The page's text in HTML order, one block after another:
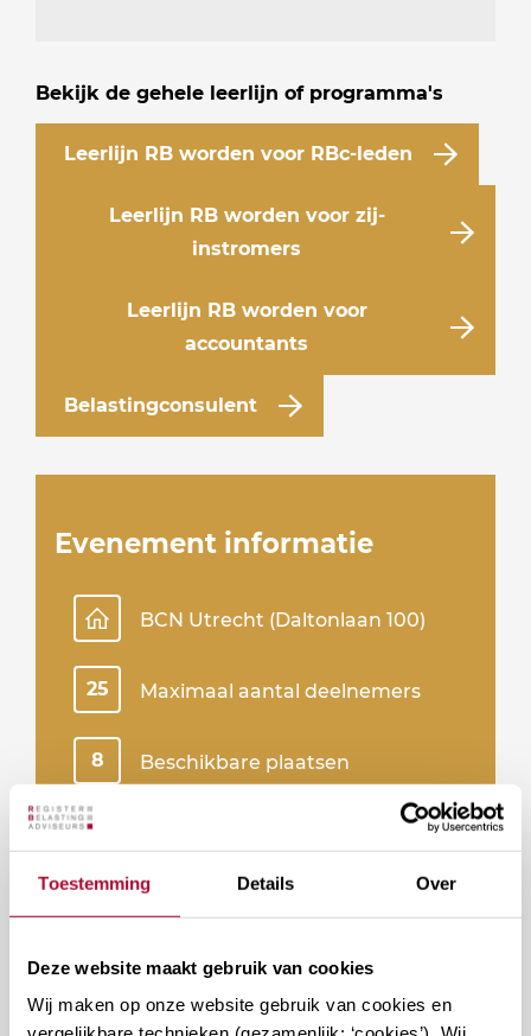
Toestemming Details Over
Deze website maakt gebruik van cookies
Wij maken op onze website gebruik van cookies en
Bekijk de gehele leerlijn of programma's
Leerlijn RB worden voor RBc-leden
Leerlijn RB worden voor zij-
instromers
Leerlijn RB worden voor
accountants
Belastingconsulent
Evenement informatie
BCN Utrecht (Daltonlaan 100)
25 Maximaal aantal deelnemers
8 Beschikbare plaatsen
Inschrijven